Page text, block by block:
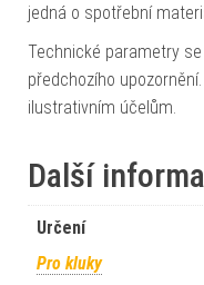
jedná o spotřební
Technické parametry
předchozího
ilustrativním účelům.
Další
Určení
Pro kluky